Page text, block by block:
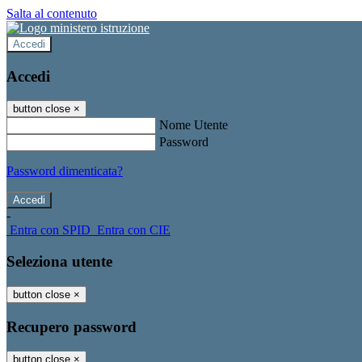
Salta al contenuto
Accedi
Accedi
button close ×
Nome Utente
Password
Password dimenticata?
-
Entra con SPID Entra con CIE
Seleziona utente
button close ×
Recupero password
button close ×